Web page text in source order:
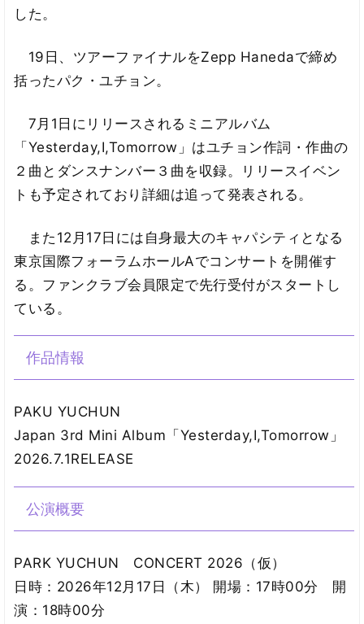
した。
19日、ツアーファイナルをZepp Hanedaで締め
括ったパク・ユチョン。
7月1日にリリースされるミニアルバム
「Yesterday,I,Tomorrow」はユチョン作詞・作曲の
２曲とダンスナンバー３曲を収録。リリースイベン
トも予定されており詳細は追って発表される。
また12月17日には自身最大のキャパシティとなる
東京国際フォーラムホールAでコンサートを開催す
る。ファンクラブ会員限定で先行受付がスタートし
ている。
作品情報
PAKU YUCHUN
Japan 3rd Mini Album「Yesterday,I,Tomorrow」
2026.7.1RELEASE
公演概要
PARK YUCHUN CONCERT 2026（仮）
日時：2026年12月17日（木） 開場：17時00分 開
演：18時00分